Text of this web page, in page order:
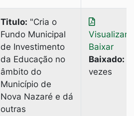
Titulo: "Cria o
Fundo Municipal
de Investimento
da Educação no
âmbito do
Município de
Nova Nazaré e dá
outras
Visualizar
Baixar
Baixado:
vezes